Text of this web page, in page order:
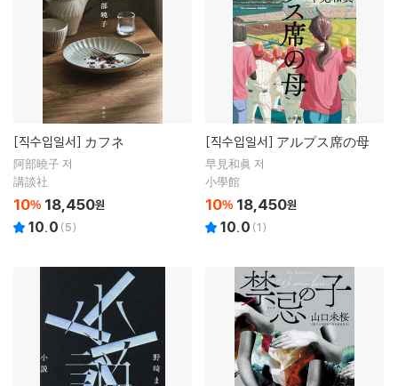
[직수입일서] カフネ
阿部曉子 저
講談社
10% 18,450원
10.0 (5)
[직수입일서] アルプス席の母
早見和眞 저
小學館
10% 18,450원
10.0 (1)